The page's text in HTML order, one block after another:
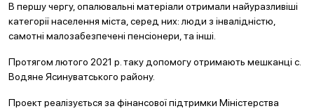
В першу чергу, опалювальні матеріали отримали найуразливіші
категорії населення міста, серед них: люди з інвалідністю,
самотні малозабезпечені пенсіонери, та інші.
Протягом лютого 2021 р. таку допомогу отримають мешканці с.
Водяне Ясинуватського району.
Проект реалізується за фінансової підтримки Міністерства